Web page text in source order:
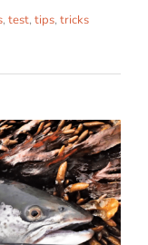
, test, tips, tricks